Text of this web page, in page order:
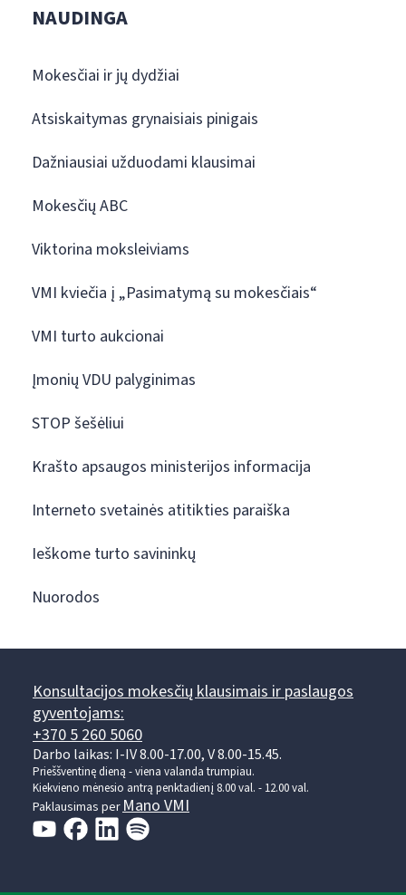
NAUDINGA
Mokesčiai ir jų dydžiai
Atsiskaitymas grynaisiais pinigais
Dažniausiai užduodami klausimai
Mokesčių ABC
Viktorina moksleiviams
VMI kviečia į „Pasimatymą su mokesčiais“
VMI turto aukcionai
Įmonių VDU palyginimas
STOP šešėliui
Krašto apsaugos ministerijos informacija
Interneto svetainės atitikties paraiška
Ieškome turto savininkų
Nuorodos
Konsultacijos mokesčių klausimais ir paslaugos
gyventojams:
+370 5 260 5060
Darbo laikas: I-IV 8.00-17.00, V 8.00-15.45.
Prieššventinę dieną - viena valanda trumpiau.
Kiekvieno mėnesio antrą penktadienį 8.00 val. - 12.00 val.
Paklausimas per Mano VMI